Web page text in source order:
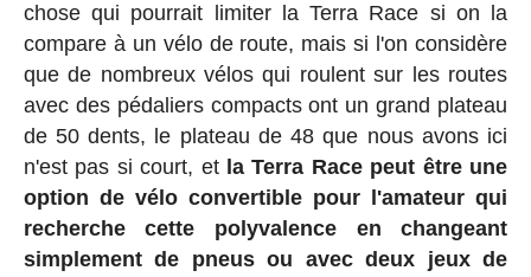
chose qui pourrait limiter la Terra Race si on la
compare à un vélo de route, mais si l'on considère
que de nombreux vélos qui roulent sur les routes
avec des pédaliers compacts ont un grand plateau
de 50 dents, le plateau de 48 que nous avons ici
n'est pas si court, et la Terra Race peut être une
option de vélo convertible pour l'amateur qui
recherche cette polyvalence en changeant
simplement de pneus ou avec deux jeux de